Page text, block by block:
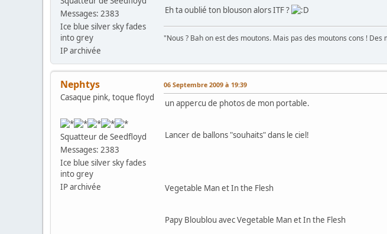
Messages: 2383
Ice blue silver sky fades
into grey
IP archivée
Eh ta oublié ton blouson alors ITF ?
"Nous ? Bah on est des moutons. Mais pas des moutons cons !
Nephtys
Casaque pink, toque floyd
Squatteur de Seedfloyd
Messages: 2383
Ice blue silver sky fades
into grey
IP archivée
06 Septembre 2009 à 19:39
un appercu de photos de mon portable.
Lancer de ballons "souhaits" dans le ciel!
Vegetable Man et In the Flesh
Papy Bloublou avec Vegetable Man et In the Flesh